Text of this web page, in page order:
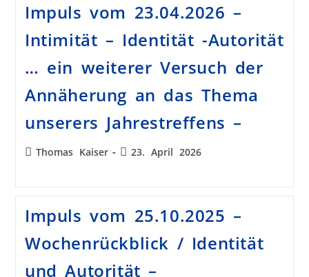
Impuls vom 23.04.2026 –
Intimität – Identität -Autorität
… ein weiterer Versuch der
Annäherung an das Thema
unserers Jahrestreffens –
Thomas Kaiser 23. April 2026
Impuls vom 25.10.2025 –
Wochenrückblick / Identität
und Autorität –